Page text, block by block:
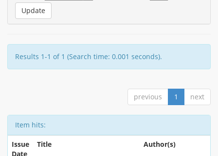
Results 1-1 of 1 (Search time: 0.001 seconds).
previous 1 next
Item hits:
Issue
Date
Title Author(s)